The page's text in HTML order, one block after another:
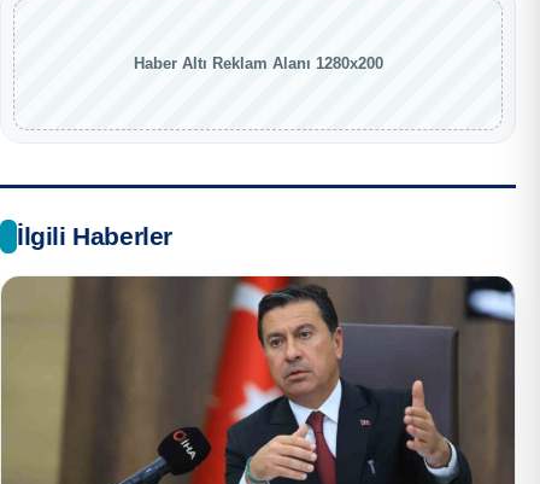
Haber Altı Reklam Alanı 1280x200
İlgili Haberler